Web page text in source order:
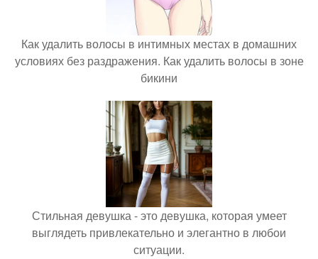
Как удалить волосы в интимных местах в домашних
условиях без раздражения. Как удалить волосы в зоне
бикини
Стильная девушка - это девушка, которая умеет
выглядеть привлекательно и элегантно в любои
ситуации.